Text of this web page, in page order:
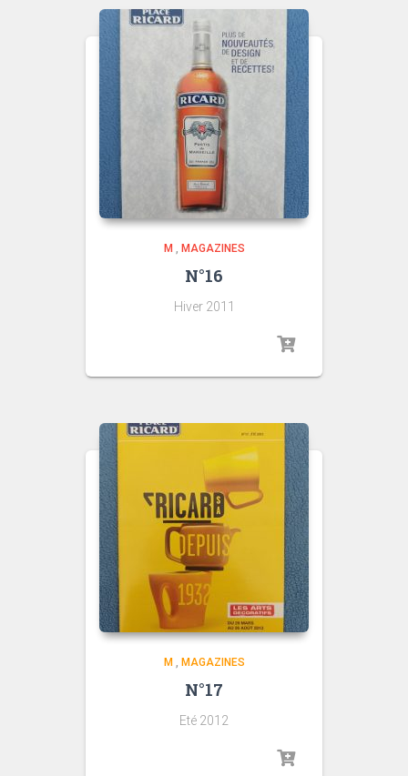
M , MAGAZINES
N°16
Hiver 2011
M , MAGAZINES
N°17
Eté 2012